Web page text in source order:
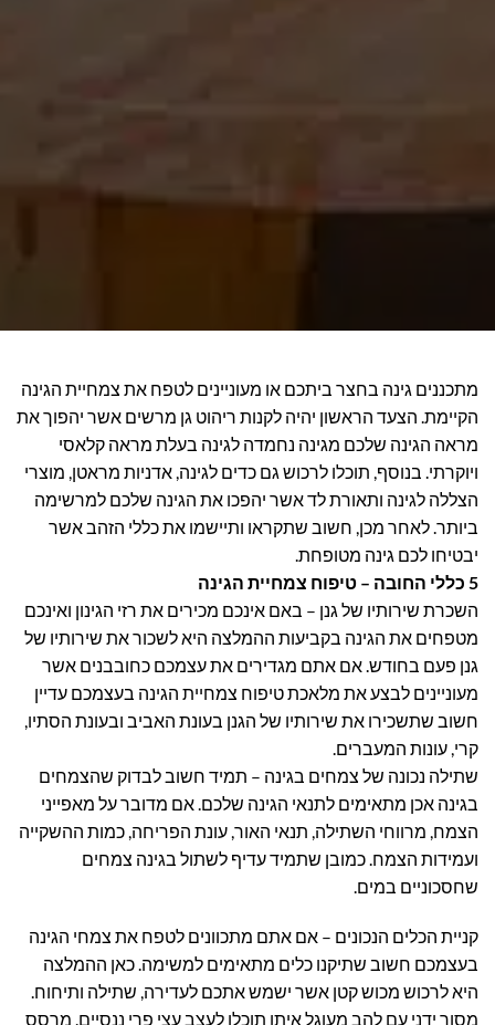
מתכננים גינה בחצר ביתכם או מעוניינים לטפח את צמחיית הגינה
הקיימת. הצעד הראשון יהיה לקנות ריהוט גן מרשים אשר יהפוך את
מראה הגינה שלכם מגינה נחמדה לגינה בעלת מראה קלאסי
ויוקרתי. בנוסף, תוכלו לרכוש גם כדים לגינה, אדניות מראטן, מוצרי
הצללה לגינה ותאורת לד אשר יהפכו את הגינה שלכם למרשימה
ביותר. לאחר מכן, חשוב שתקראו ותיישמו את כללי הזהב אשר
יבטיחו לכם גינה מטופחת.
5 כללי החובה – טיפוח צמחיית הגינה
השכרת שירותיו של גנן – באם אינכם מכירים את רזי הגינון ואינכם
מטפחים את הגינה בקביעות ההמלצה היא לשכור את שירותיו של
גנן פעם בחודש. אם אתם מגדירים את עצמכם כחובבנים אשר
מעוניינים לבצע את מלאכת טיפוח צמחיית הגינה בעצמכם עדיין
חשוב שתשכירו את שירותיו של הגנן בעונת האביב ובעונת הסתיו,
קרי, עונות המעברים.
שתילה נכונה של צמחים בגינה – תמיד חשוב לבדוק שהצמחים
בגינה אכן מתאימים לתנאי הגינה שלכם. אם מדובר על מאפייני
הצמח, מרווחי השתילה, תנאי האור, עונת הפריחה, כמות ההשקייה
ועמידות הצמח. כמובן שתמיד עדיף לשתול בגינה צמחים
שחסכוניים במים.
קניית הכלים הנכונים – אם אתם מתכוונים לטפח את צמחי הגינה
בעצמכם חשוב שתיקנו כלים מתאימים למשימה. כאן ההמלצה
היא לרכוש מכוש קטן אשר ישמש אתכם לעדירה, שתילה ותיחוח.
מסור ידני עם להב מעוגל איתו תוכלו לעצב עצי פרי ננסיים. מרסס